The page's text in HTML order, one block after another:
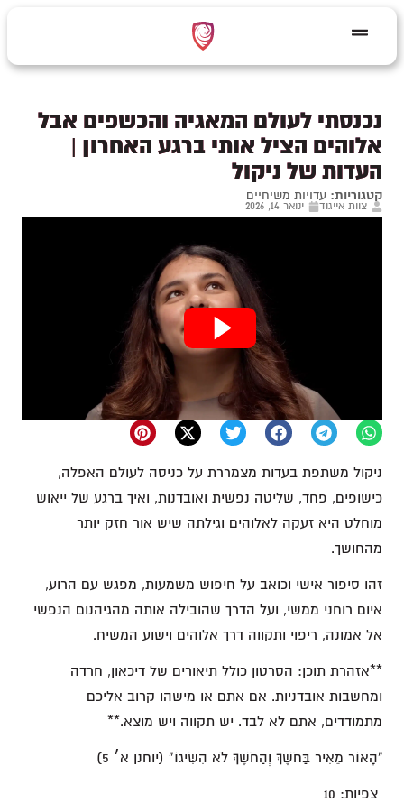
נכנסתי לעולם המאגיה והכשפים אבל
אלוהים הציל אותי ברגע האחרון |
העדות של ניקול
קטגוריות: עדויות משיחיים
צוות אייגוד ינואר 14, 2026
ניקול משתפת בעדות מצמררת על כניסה לעולם האפלה,
כישופים, פחד, שליטה נפשית ואובדנות, ואיך ברגע של ייאוש
מוחלט היא זעקה לאלוהים וגילתה שיש אור חזק יותר
מהחושך.
זהו סיפור אישי וכואב על חיפוש משמעות, מפגש עם הרוע,
איום רוחני ממשי, ועל הדרך שהובילה אותה מהגיהנום הנפשי
אל אמונה, ריפוי ותקווה דרך אלוהים וישוע המשיח.
**אזהרת תוכן: הסרטון כולל תיאורים של דיכאון, חרדה
ומחשבות אובדניות. אם אתם או מישהו קרוב אליכם
מתמודדים, אתם לא לבד. יש תקווה ויש מוצא.**
“הָאוֹר מֵאִיר בַּחֹשֶׁךְ וְהַחֹשֶׁךְ לֹא הִשִּׂיגוֹ” (יוחנן א׳ 5)
צפיות: 10